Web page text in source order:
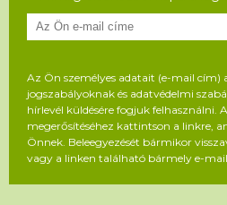
Az Ön személyes adatait (e-mail cím)
jogszabályoknak és adatvédelmi
hírlevél küldésére fogjuk felhasználni.
megerősítéséhez kattintson a linkre,
Önnek. Beleegyezését bármikor
vagy a linken található bármely e-